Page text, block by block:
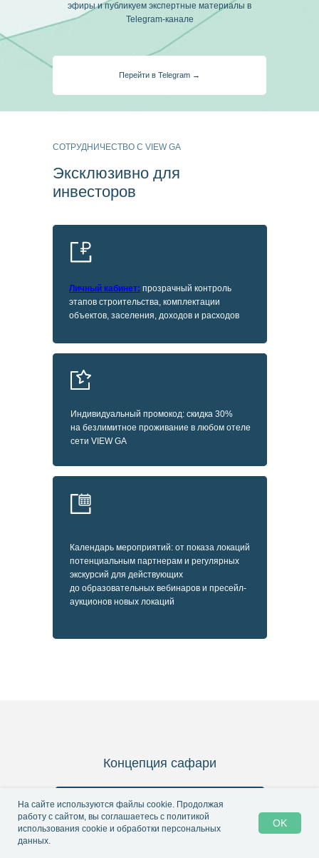
На сайте используются файлы cookie. Продолжая
работу с сайтом, вы соглашаетесь с политикой
использования cookie и обработки персональных
данных.
OK
эфиры и публикуем экспертные материалы в
Telegram-канале
Перейти в Telegram →
СОТРУДНИЧЕСТВО С VIEW GA
Эксклюзивно для
инвесторов
Личный кабинет: прозрачный контроль
этапов строительства, комплектации
объектов, заселения, доходов и расходов
Календарь мероприятий: от показа локаций
потенциальным партнерам и регулярных
экскурсий для действующих
до образовательных вебинаров и пресейл-
аукционов новых локаций
Индивидуальный промокод: скидка 30%
на безлимитное проживание в любом отеле
сети VIEW GA
Концепция сафари
Посмотреть видео о проекте →